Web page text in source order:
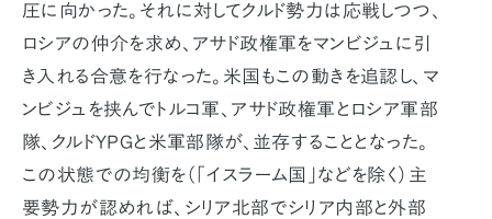
圧に向かった。それに対してクルド勢力は応戦しつつ、
ロシアの仲介を求め、アサド政権軍をマンビジュに引
き入れる合意を行なった。米国もこの動きを追認し、マ
ンビジュを挟んでトルコ軍、アサド政権軍とロシア軍部
隊、クルドYPGと米軍部隊が、並存することとなった。
この状態での均衡を（「イスラーム国」などを除く）主
要勢力が認めれば、シリア北部でシリア内部と外部